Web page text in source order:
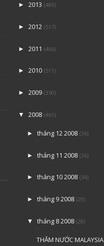
► 2013 (489)
► 2012 (517)
► 2011 (466)
► 2010 (511)
► 2009 (350)
▼ 2008 (461)
► tháng 12 2008 (36)
► tháng 11 2008 (36)
► tháng 10 2008 (34)
► tháng 9 2008 (29)
▼ tháng 8 2008 (28)
THĂM NƯỚC MALAYSIA